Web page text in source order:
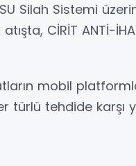
Silah Sistemi
CİRİT ANTİ-
mobil
türlü tehdide